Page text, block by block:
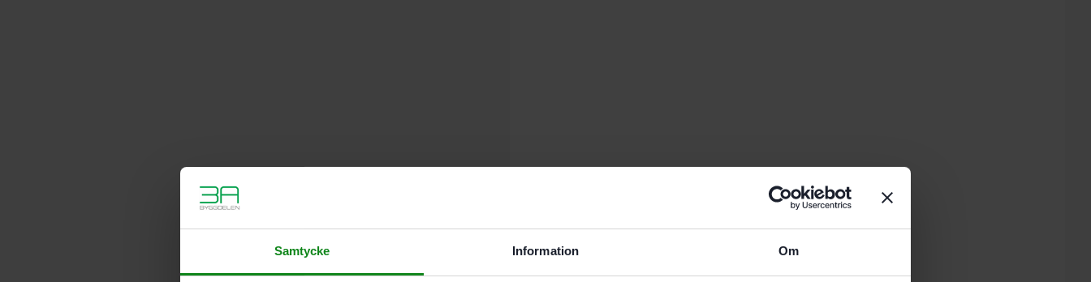
Samtycke Information Om